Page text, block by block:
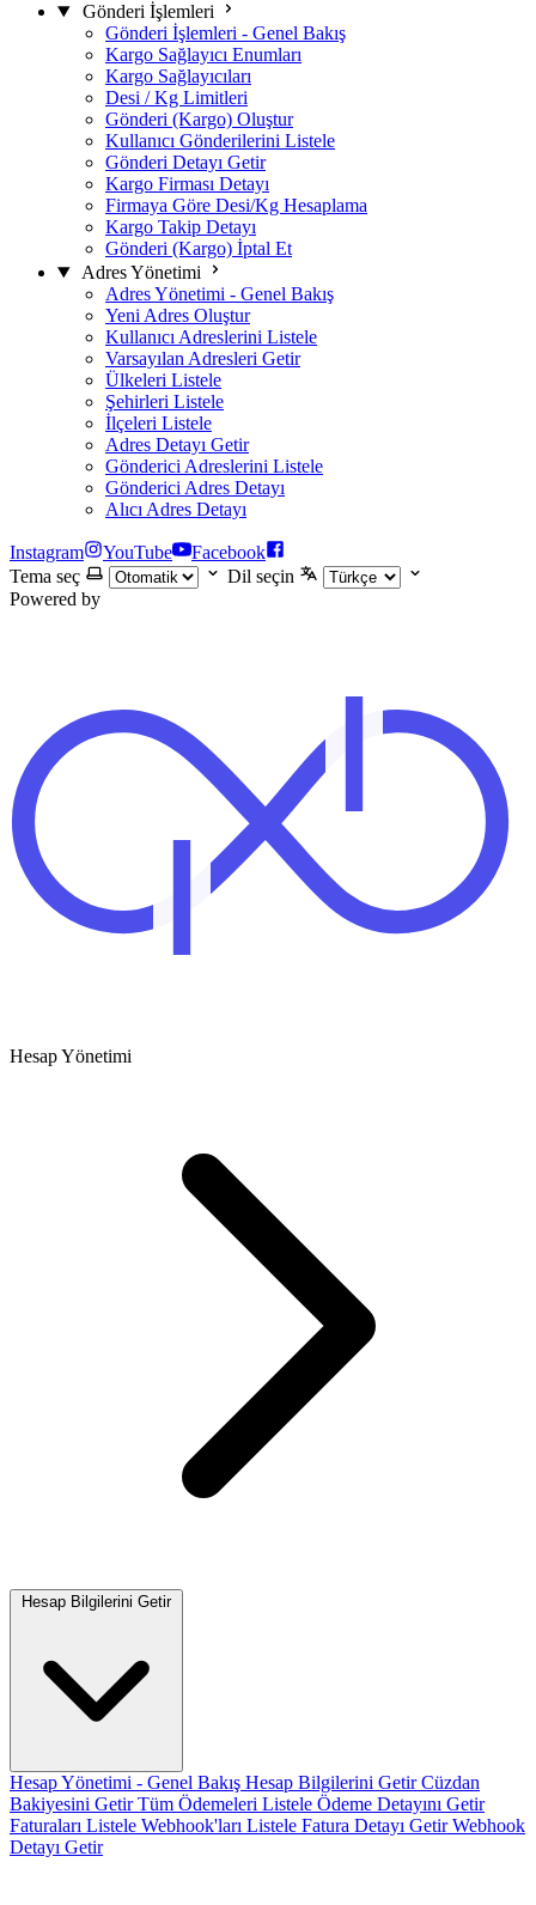
Gönderi İşlemleri
Gönderi İşlemleri - Genel Bakış
Kargo Sağlayıcı Enumları
Kargo Sağlayıcıları
Desi / Kg Limitleri
Gönderi (Kargo) Oluştur
Kullanıcı Gönderilerini Listele
Gönderi Detayı Getir
Kargo Firması Detayı
Firmaya Göre Desi/Kg Hesaplama
Kargo Takip Detayı
Gönderi (Kargo) İptal Et
Adres Yönetimi
Adres Yönetimi - Genel Bakış
Yeni Adres Oluştur
Kullanıcı Adreslerini Listele
Varsayılan Adresleri Getir
Ülkeleri Listele
Şehirleri Listele
İlçeleri Listele
Adres Detayı Getir
Gönderici Adreslerini Listele
Gönderici Adres Detayı
Alıcı Adres Detayı
Instagram YouTube
Facebook
Tema seç
Dil seçin
Powered by
Hesap Yönetimi
Hesap Bilgilerini Getir
Hesap Yönetimi - Genel Bakış Hesap Bilgilerini GetirCüzdan
Bakiyesini GetirTüm Ödemeleri Listele Ödeme Detayını Getir
Faturaları Listele Webhook'ları Listele Fatura Detayı GetirWebhook
Detayı Getir